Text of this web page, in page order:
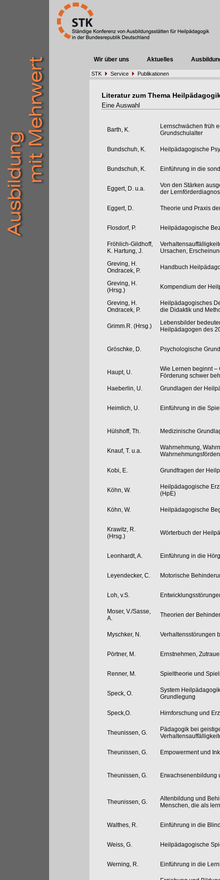
Wir über uns Aktuelles
STK Service Publikationen
Literatur zum Thema
Eine Auswahl
Barth, K.
Lernschwächen früh
Grundschulalter
Bundschuh, K. Heilpädagogische
Bundschuh, K. Einführung in die
Eggert, D. u.a.
Von den Stärken
der
Eggert, D. Theorie und Praxis
Flosdorf, P. Heilpädagogische
Fröhlich-Gildhoff,
K. Hartung, J.
Ursachen,
Greving, H.
Ondracek, P.
Handbuch
Greving, H.
(Hrsg.)
Kompendium der
Greving, H.
Ondracek, P.
Heilpädagogisches
die Didaktik und
Grimm.R. (Hrsg.)
Lebensbilder
Heilpädagogen des
Gröschke, D. Psychologische
Haupt, U.
Wie Lernen beginnt –
Förderung schwer
Haeberlin, U.
Grundlagen der
Heimlich, U. Einführung in die
Hülshoff, Th. Medizinische
Knauf, T. u.a.
Wahrnehmung,
Kobi, E. Grundfragen der
Köhn, W.
Heilpädagogische
(HpE)
Köhn, W. Heilpädagogische
Krawitz, R.
(Hrsg.)
Wörterbuch der
Leonhardt, A. Einführung in die
Leyendecker, C. Motorische
Loh, v.S.
Moser, V./Sasse,
A.
Theorien der
Myschker, N. Verhaltensstörungen
Pörtner, M. Ernstnehmen,
Renner, M. Spieltheorie und
Speck, O.
System
Grundlegung
Speck,O. Hirnforschung und
Theunissen, G.
Pädagogik bei
Theunissen, G. Empowerment und
Theunissen, G. Erwachsenenbildung
Theunissen, G.
Altenbildung und
Menschen, die als
Walthes, R. Einführung in die
Weiss, G. Heilpädagogische
Werning, R. Einführung in die